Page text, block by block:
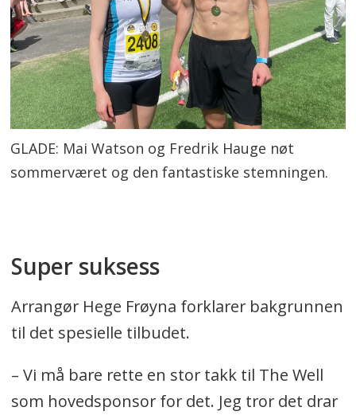
GLADE: Mai Watson og Fredrik Hauge nøt
sommerværet og den fantastiske stemningen.
Super suksess
Arrangør Hege Frøyna forklarer bakgrunnen
til det spesielle tilbudet.
– Vi må bare rette en stor takk til The Well
som hovedsponsor for det. Jeg tror det drar